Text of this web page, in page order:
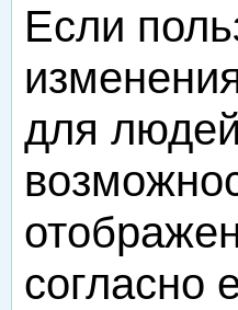
Если
для
согласно